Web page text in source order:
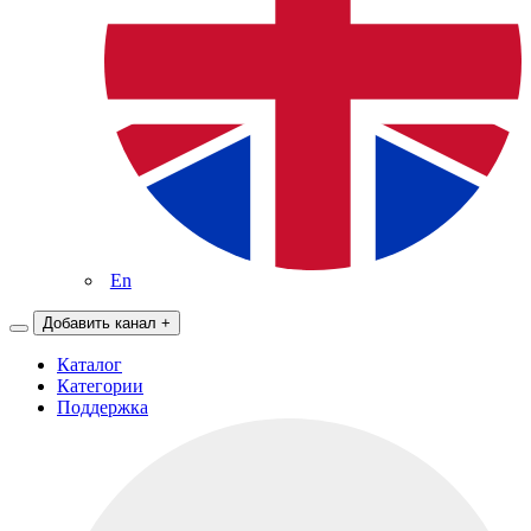
En
Добавить канал +
Каталог
Категории
Поддержка